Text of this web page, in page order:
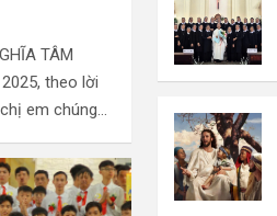
TÂM
theo lời
em chúng…